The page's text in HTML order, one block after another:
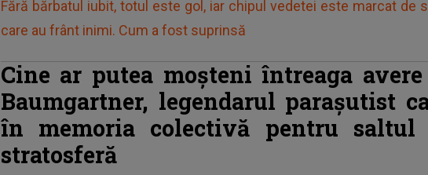
Fără bărbatul iubit, totul este gol, iar chipul vedetei este marcat de
care au frânt inimi. Cum a fost suprinsă
Cine ar putea moșteni întreaga
Baumgartner, legendarul parașutist
în memoria colectivă pentru
stratosferă